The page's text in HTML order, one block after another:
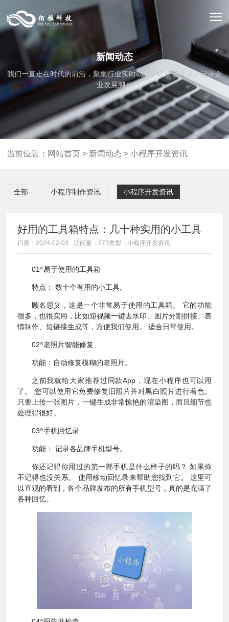
新闻动态
我们一直走在时代的前沿，聚集行业实时动态，让价值共享，记录企
业发展脚步
当前位置： 网站首页 > 新闻动态 >小程序开发资讯
全部 小程序制作资讯 小程序开发资讯
好用的工具箱特点：几十种实用的小工具
日期：2024-02-03 访问量：273类型：小程序开发资讯
01^易于使用的工具箱
特点： 数十个有用的小工具。
顾名思义，这是一个非常易于使用的工具箱。 它的功能
很多，也很实用，比如短视频一键去水印、图片分割拼接、表
情制作、短链接生成等，方便我们使用。 适合日常使用。
02^老照片智能修复
功能：自动修复模糊的老照片。
之前我就给大家推荐过同款App，现在小程序也可以用
了。 您可以使用它免费修复旧照片并对黑白照片进行着色。
只要上传一张图片，一键生成非常惊艳的渲染图，而且细节也
处理得很好。
03^手机回忆录
功能： 记录各品牌手机型号。
你还记得你用过的第一部手机是什么样子的吗？ 如果你
不记得也没关系。 使用移动回忆录来帮助您找到它。 这里可
以直观的看到，各个品牌发布的所有手机型号，真的是充满了
各种回忆。